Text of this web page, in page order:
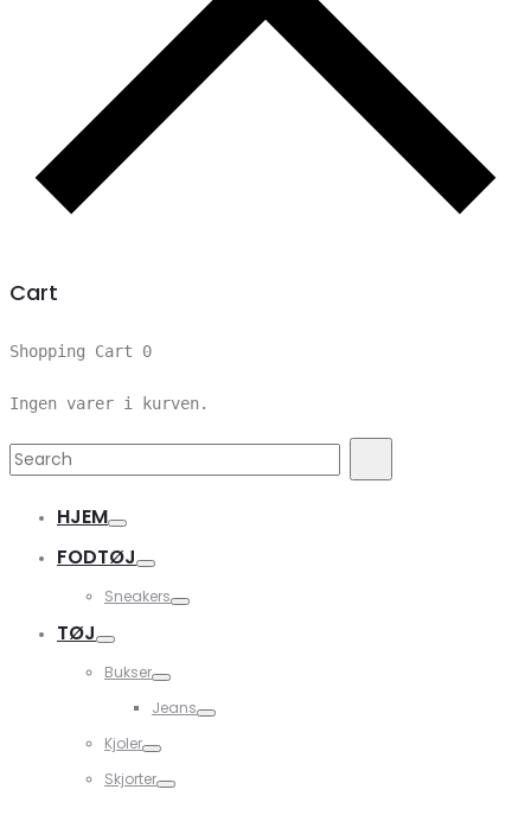
Cart
Shopping Cart 0
Ingen varer i kurven.
Search
HJEM
FODTØJ
Sneakers
TØJ
Bukser
Jeans
Kjoler
Skjorter